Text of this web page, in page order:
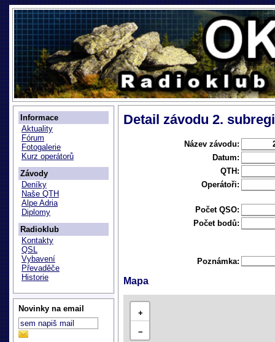
Informace
Aktuality
Fórum
Fotogalerie
Kurz operátorů
Závody
Deníky
Naše QTH
Alpe Adria
Diplomy
Radioklub
Kontakty
QSL
Vybavení
Převaděče
Historie
Novinky na email
Detail závodu 2.
Název závodu:
Datum:
QTH:
Operátoři:
Počet QSO:
Počet bodů:
Poznámka:
Mapa
+
−